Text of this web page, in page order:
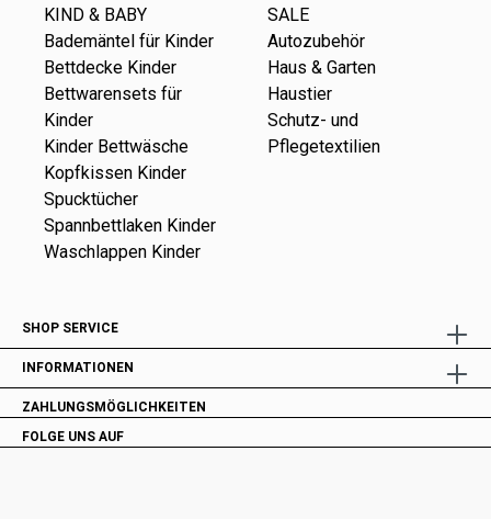
KIND & BABY
Bademäntel für Kinder
Bettdecke Kinder
Bettwarensets für
Kinder
Kinder Bettwäsche
Kopfkissen Kinder
Spucktücher
Spannbettlaken Kinder
Waschlappen Kinder
SALE
Autozubehör
Haus & Garten
Haustier
Schutz- und
Pflegetextilien
SHOP SERVICE
INFORMATIONEN
ZAHLUNGSMÖGLICHKEITEN
FOLGE UNS AUF